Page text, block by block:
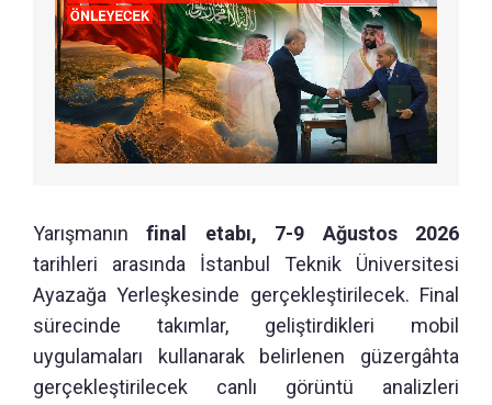
Yarışmanınfinal etabı, 7-9 Ağustos 2026
tarihleri arasında İstanbul Teknik Üniversitesi
Ayazağa Yerleşkesinde gerçekleştirilecek. Final
sürecinde takımlar, geliştirdikleri mobil
uygulamaları kullanarak belirlenen güzergâhta
gerçekleştirilecek canlı görüntü analizleri